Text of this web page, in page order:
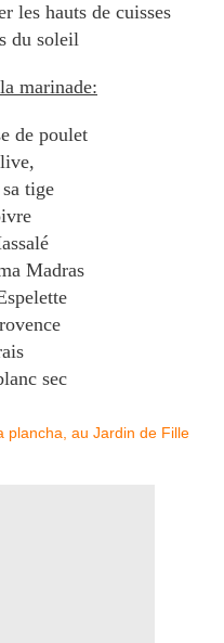
les hauts de cuisses
du soleil
marinade:
de poulet
tige
Madras
sec